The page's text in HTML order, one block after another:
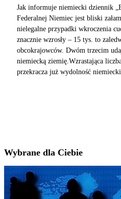
Jak informuje niemiecki dziennik
Federalnej Niemiec jest bliski
nielegalne przypadki wkroczenia
znacznie wzrosły – 15 tys. to
obcokrajowców. Dwóm trzecim
niemiecką ziemię.Wzrastająca
przekracza już wydolność
Wybrane dla Ciebie